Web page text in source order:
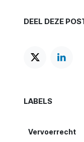
DEEL DEZE
LABELS
Vervoerrecht